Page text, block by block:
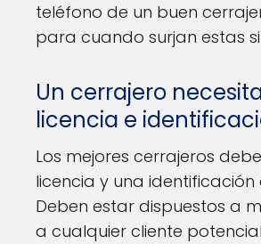
teléfono de un buen
para cuando surjan estas
Un cerrajero
licencia e
Los mejores cerrajeros
licencia y una identificación
Deben estar dispuestos a
a cualquier cliente